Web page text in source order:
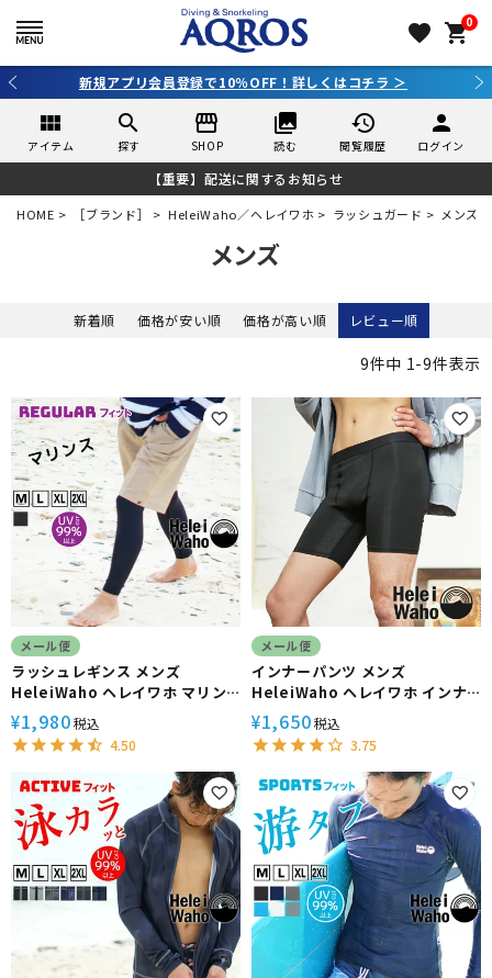
favorite 0
shopping_cart
くはコチラ ＞ 3,980円（税込）以上のご購入で送料
view_module
アイテム
search
探す
storefront
SHOP
collections
読む
history
閲覧履歴
person
ログイン
【重要】配送に関するお知らせ
HOME ［ブランド］ HeleiWaho／ヘレイワホ ラッシュガード メンズ
メンズ
新着順 価格が安い順 価格が高い順 レビュー順
9件中 1-9件表示
メール便
ラッシュレギンス メンズ
HeleiWaho ヘレイワホ マリン
ス UPF50+ UVカット サーフィ
ン
¥1,980税込
4.50
メール便
インナーパンツ メンズ
HeleiWaho ヘレイワホ インナ
ー ラッシュガード素材 ストレッ
チ
¥1,650税込
3.75